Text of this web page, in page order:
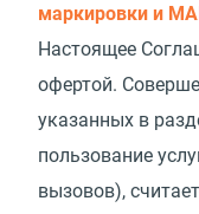
маркировки и
Настоящее
офертой.
указанных в
пользование
вызовов),